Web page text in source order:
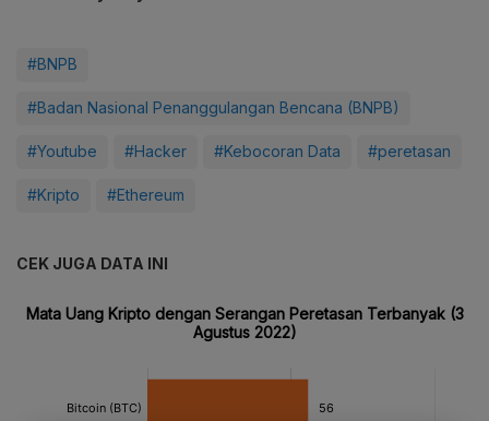
#BNPB
#Badan Nasional Penanggulangan Bencana (BNPB)
#Youtube #Hacker #Kebocoran Data #peretasan
#Kripto #Ethereum
CEK JUGA DATA INI